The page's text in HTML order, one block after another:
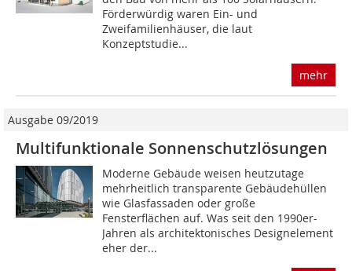
Förderwürdig waren Ein- und
Zweifamilienhäuser, die laut
Konzeptstudie...
mehr
Ausgabe 09/2019
Multifunktionale Sonnenschutzlösungen
Moderne Gebäude weisen heutzutage
mehrheitlich transparente Gebäudehüllen
wie Glasfassaden oder große
Fensterflächen auf. Was seit den 1990er-
Jahren als architektonisches Designelement
eher der...